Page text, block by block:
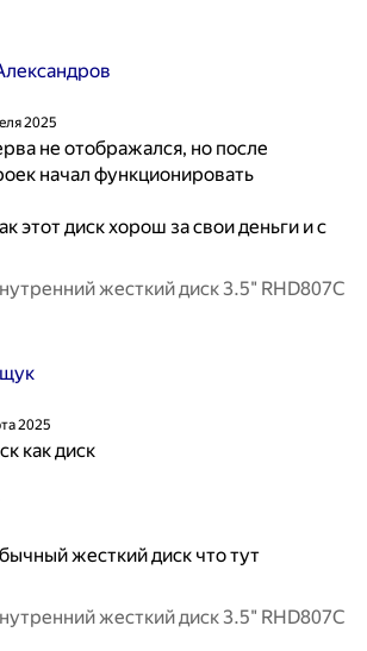
2025
не отображался, но после
начал функционировать
этот диск хорош за свои деньги и с
жесткий диск 3.5" RHD807C
2025
как диск
жесткий диск что тут
жесткий диск 3.5" RHD807C